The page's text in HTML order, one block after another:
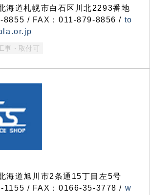
道札幌市白石区川北2293番地
8855 / FAX：011-879-8856 / to
事・取付可
道旭川市2条通15丁目左5号
1155 / FAX：0166-35-3778 / w